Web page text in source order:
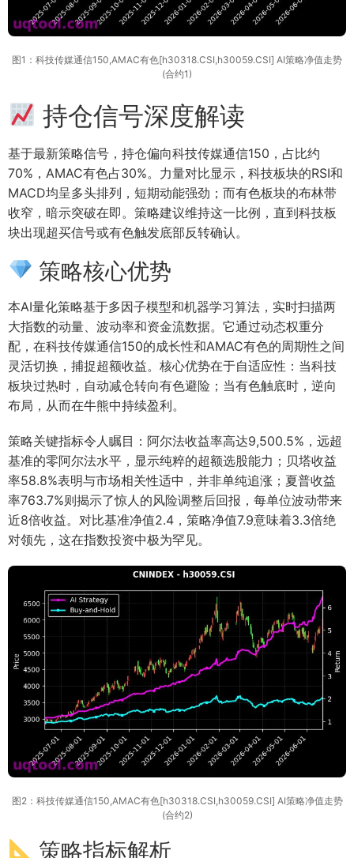
图1：科技传媒通信150,AMAC有色[h30318.CSI,h30059.CSI] AI策略净值走势
(合约1)
持仓信号深度解读
基于最新策略信号，持仓偏向科技传媒通信150，占比约
70%，AMAC有色占30%。力量对比显示，科技板块的RSI和
MACD均呈多头排列，短期动能强劲；而有色板块的布林带
收窄，暗示突破在即。策略建议维持这一比例，直到科技板
块出现超买信号或有色触发底部反转确认。
策略核心优势
本AI量化策略基于多因子模型和机器学习算法，实时扫描两
大指数的动量、波动率和资金流数据。它通过动态权重分
配，在科技传媒通信150的成长性和AMAC有色的周期性之间
灵活切换，捕捉超额收益。核心优势在于自适应性：当科技
板块过热时，自动减仓转向有色避险；当有色触底时，逆向
布局，从而在牛熊中持续盈利。
策略关键指标令人瞩目：阿尔法收益率高达9,500.5%，远超
基准的零阿尔法水平，显示纯粹的超额选股能力；贝塔收益
率58.8%表明与市场相关性适中，并非单纯追涨；夏普收益
率763.7%则揭示了惊人的风险调整后回报，每单位波动带来
近8倍收益。对比基准净值2.4，策略净值7.9意味着3.3倍绝
对领先，这在指数投资中极为罕见。
图2：科技传媒通信150,AMAC有色[h30318.CSI,h30059.CSI] AI策略净值走势
(合约2)
策略指标解析